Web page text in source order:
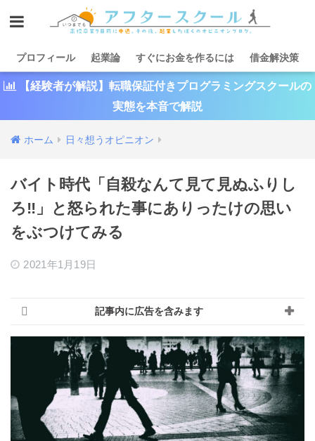
プロフィール 起業論 すぐにお金を作るには 借金解決策
【経験者が解説】転職保証付きプログラミングスクールの
実態を本音で解説
ホーム 日々想うオピニオン
バイト時代「自殺なんて見て見ぬふりし
ろ‼︎」と怒られた事にありったけの思い
をぶつけてみる
2021年1月19日
記事内に広告を含みます